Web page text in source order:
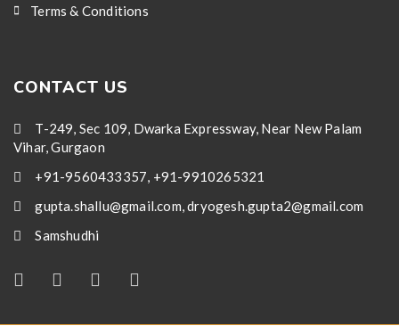
Terms & Conditions
CONTACT US
T-249, Sec 109, Dwarka Expressway, Near New Palam
Vihar, Gurgaon
+91-9560433357, +91-9910265321
gupta.shallu@gmail.com, dryogesh.gupta2@gmail.com
Samshudhi